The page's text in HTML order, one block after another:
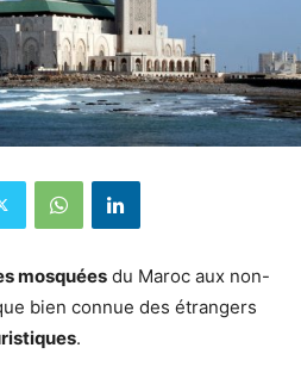
mosquées du Maroc aux non-
bien connue des étrangers
.